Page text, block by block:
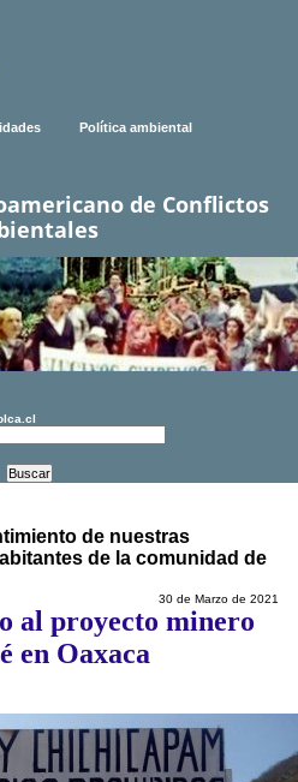
Política ambiental
de Conflictos
de nuestras
de la comunidad de
30 de Marzo de 2021
al proyecto minero
en Oaxaca